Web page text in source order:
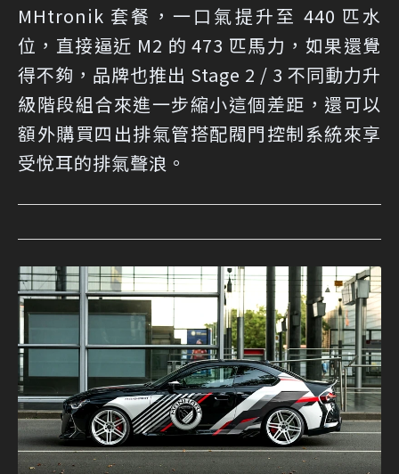
MHtronik 套餐，一口氣提升至 440 匹水
位，直接逼近 M2 的 473 匹馬力，如果還覺
得不夠，品牌也推出 Stage 2 / 3 不同動力升
級階段組合來進一步縮小這個差距，還可以
額外購買四出排氣管搭配閥門控制系統來享
受悅耳的排氣聲浪。